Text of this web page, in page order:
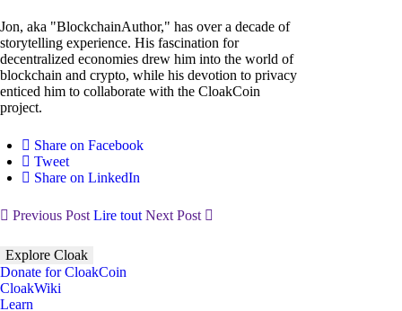
Jon, aka "BlockchainAuthor," has over a decade of
storytelling experience. His fascination for
decentralized economies drew him into the world of
blockchain and crypto, while his devotion to privacy
enticed him to collaborate with the CloakCoin
project.
Share on Facebook
Tweet
Share on LinkedIn
Previous PostLire tout Next Post
Explore Cloak
Donate for CloakCoin
CloakWiki
Learn